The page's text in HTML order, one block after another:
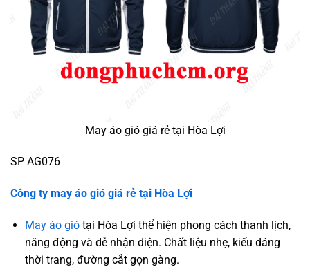
May áo gió giá rẻ tại Hòa Lợi
SP AG076
Công ty may áo gió giá rẻ tại Hòa Lợi
May áo giótại Hòa Lợi thể hiện phong cách thanh lịch,
năng động và dễ nhận diện. Chất liệu nhẹ, kiểu dáng
thời trang, đường cắt gọn gàng.